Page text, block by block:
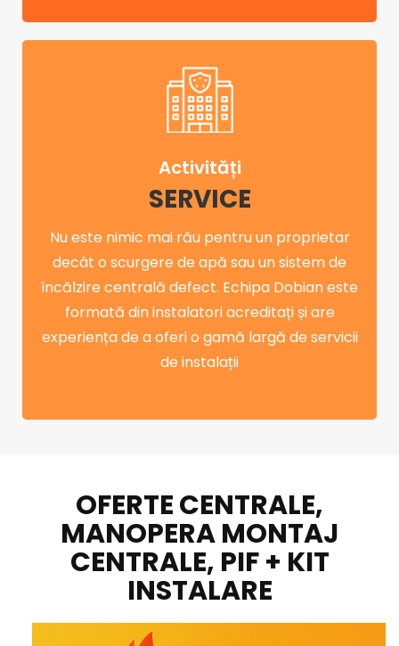
Activități
SERVICE
Nu este nimic mai rău pentru un proprietar
decât o scurgere de apă sau un sistem de
încălzire centrală defect. Echipa Dobian este
formată din instalatori acreditați și are
experiența de a oferi o gamă largă de servicii
de instalații
OFERTE CENTRALE,
MANOPERA MONTAJ
CENTRALE, PIF + KIT
INSTALARE